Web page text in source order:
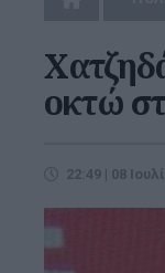
οκτώ
22:49 | 08